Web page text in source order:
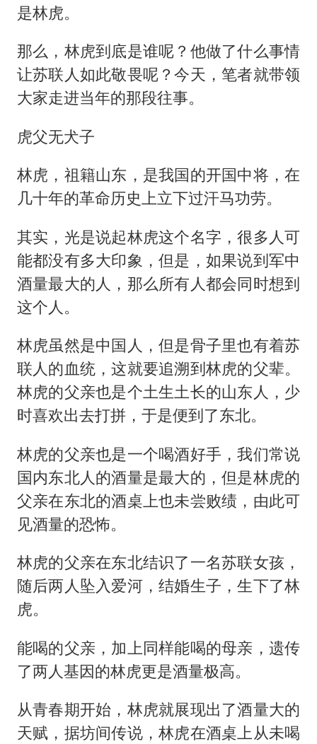
是林虎。
那么，林虎到底是谁呢？他做了什么事情
让苏联人如此敬畏呢？今天，笔者就带领
大家走进当年的那段往事。
虎父无犬子
林虎，祖籍山东，是我国的开国中将，在
几十年的革命历史上立下过汗马功劳。
其实，光是说起林虎这个名字，很多人可
能都没有多大印象，但是，如果说到军中
酒量最大的人，那么所有人都会同时想到
这个人。
林虎虽然是中国人，但是骨子里也有着苏
联人的血统，这就要追溯到林虎的父辈。
林虎的父亲也是个土生土长的山东人，少
时喜欢出去打拼，于是便到了东北。
林虎的父亲也是一个喝酒好手，我们常说
国内东北人的酒量是最大的，但是林虎的
父亲在东北的酒桌上也未尝败绩，由此可
见酒量的恐怖。
林虎的父亲在东北结识了一名苏联女孩，
随后两人坠入爱河，结婚生子，生下了林
虎。
能喝的父亲，加上同样能喝的母亲，遗传
了两人基因的林虎更是酒量极高。
从青春期开始，林虎就展现出了酒量大的
天赋，据坊间传说，林虎在酒桌上从未喝